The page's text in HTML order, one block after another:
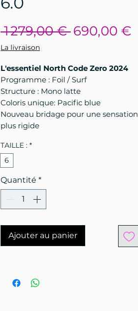
1 279,00 € Prix
690,00 €
La livraison
L'essentiel North Code Zero 2024
Programme : Foil / Surf
Structure : Mono latte
Coloris unique: Pacific blue
Nouveau bridage pour une sensation
plus rigide
TAILLE : *
6
Quantité *
Ajouter au panier